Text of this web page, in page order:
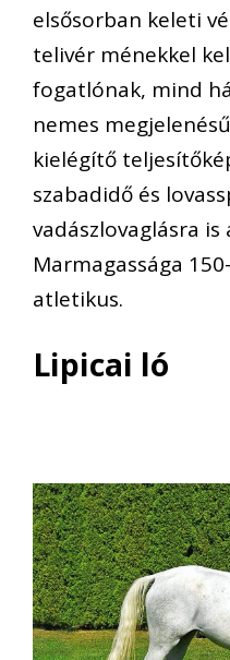
elsősorban keleti
telivér ménekkel
fogatlónak, mind
nemes
kielégítő
szabadidő és
vadászlovaglásra is
Marmagassága
atletikus.
Lipicai ló